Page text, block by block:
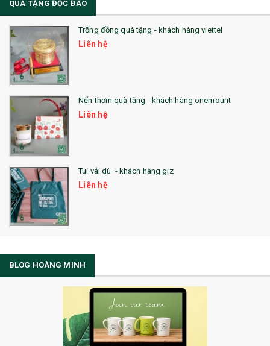
QUÀ TẶNG ĐỘC ĐÁO
Trống đồng quà tặng - khách hàng viettel
Liên hệ
Nến thơm quà tặng - khách hàng onemount
Liên hệ
Túi vải dù - khách hàng giz
Liên hệ
BLOG HOÀNG MINH